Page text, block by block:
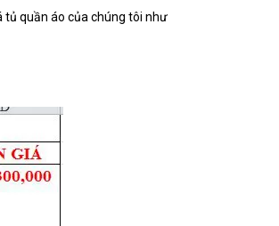
tủ quần áo của chúng tôi như